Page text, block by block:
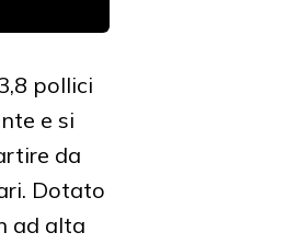
pollici
e si
da
Dotato
ad alta